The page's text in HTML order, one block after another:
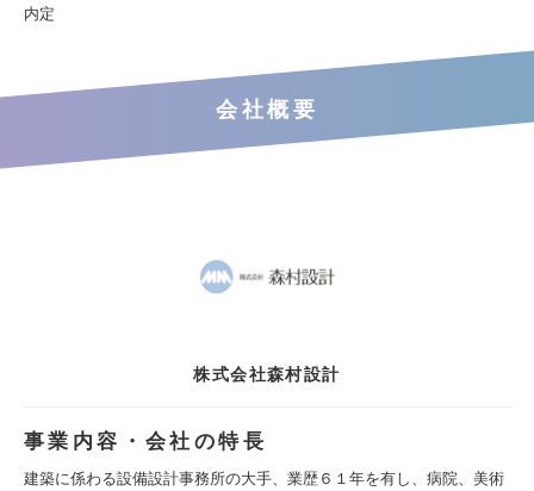
内定
会社概要
株式会社森村設計
事業内容・会社の特長
建築に係わる設備設計事務所の大手、業歴６１年を有し、病院、美術